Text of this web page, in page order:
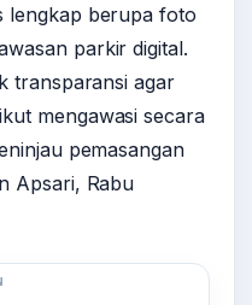
lengkap berupa foto
parkir digital.
transparansi agar
mengawasi secara
pemasangan
Apsari, Rabu